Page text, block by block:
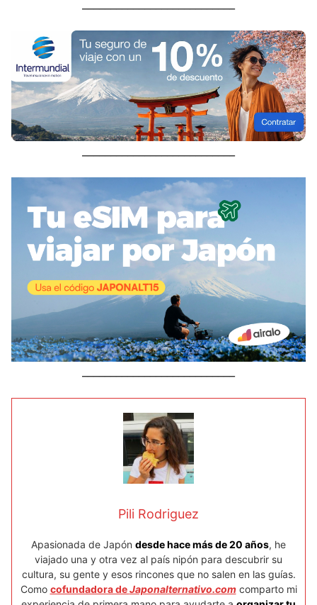
Pili Rodriguez
Apasionada de Japón desde hace más de 20 años, he
viajado una y otra vez al país nipón para descubrir su
cultura, su gente y esos rincones que no salen en las guías.
Como cofundadora deJaponalternativo.comcomparto mi